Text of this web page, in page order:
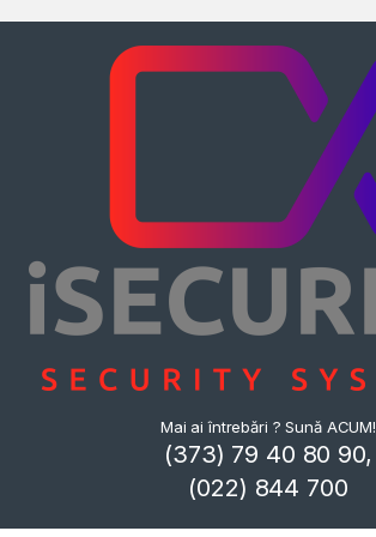
Mai ai întrebări ? Sună ACUM!
(373) 79 40 80 90,
(022) 844 700